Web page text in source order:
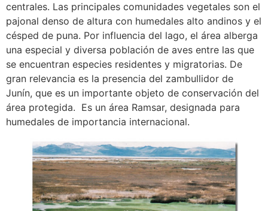
centrales. Las principales comunidades vegetales son el
pajonal denso de altura con humedales alto andinos y el
césped de puna. Por influencia del lago, el área alberga
una especial y diversa población de aves entre las que
se encuentran especies residentes y migratorias. De
gran relevancia es la presencia del zambullidor de
Junín, que es un importante objeto de conservación del
área protegida. Es un área Ramsar, designada para
humedales de importancia internacional.